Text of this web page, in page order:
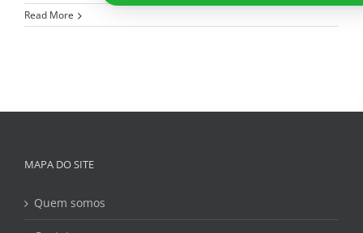
Read More
MAPA DO SITE
Quem somos